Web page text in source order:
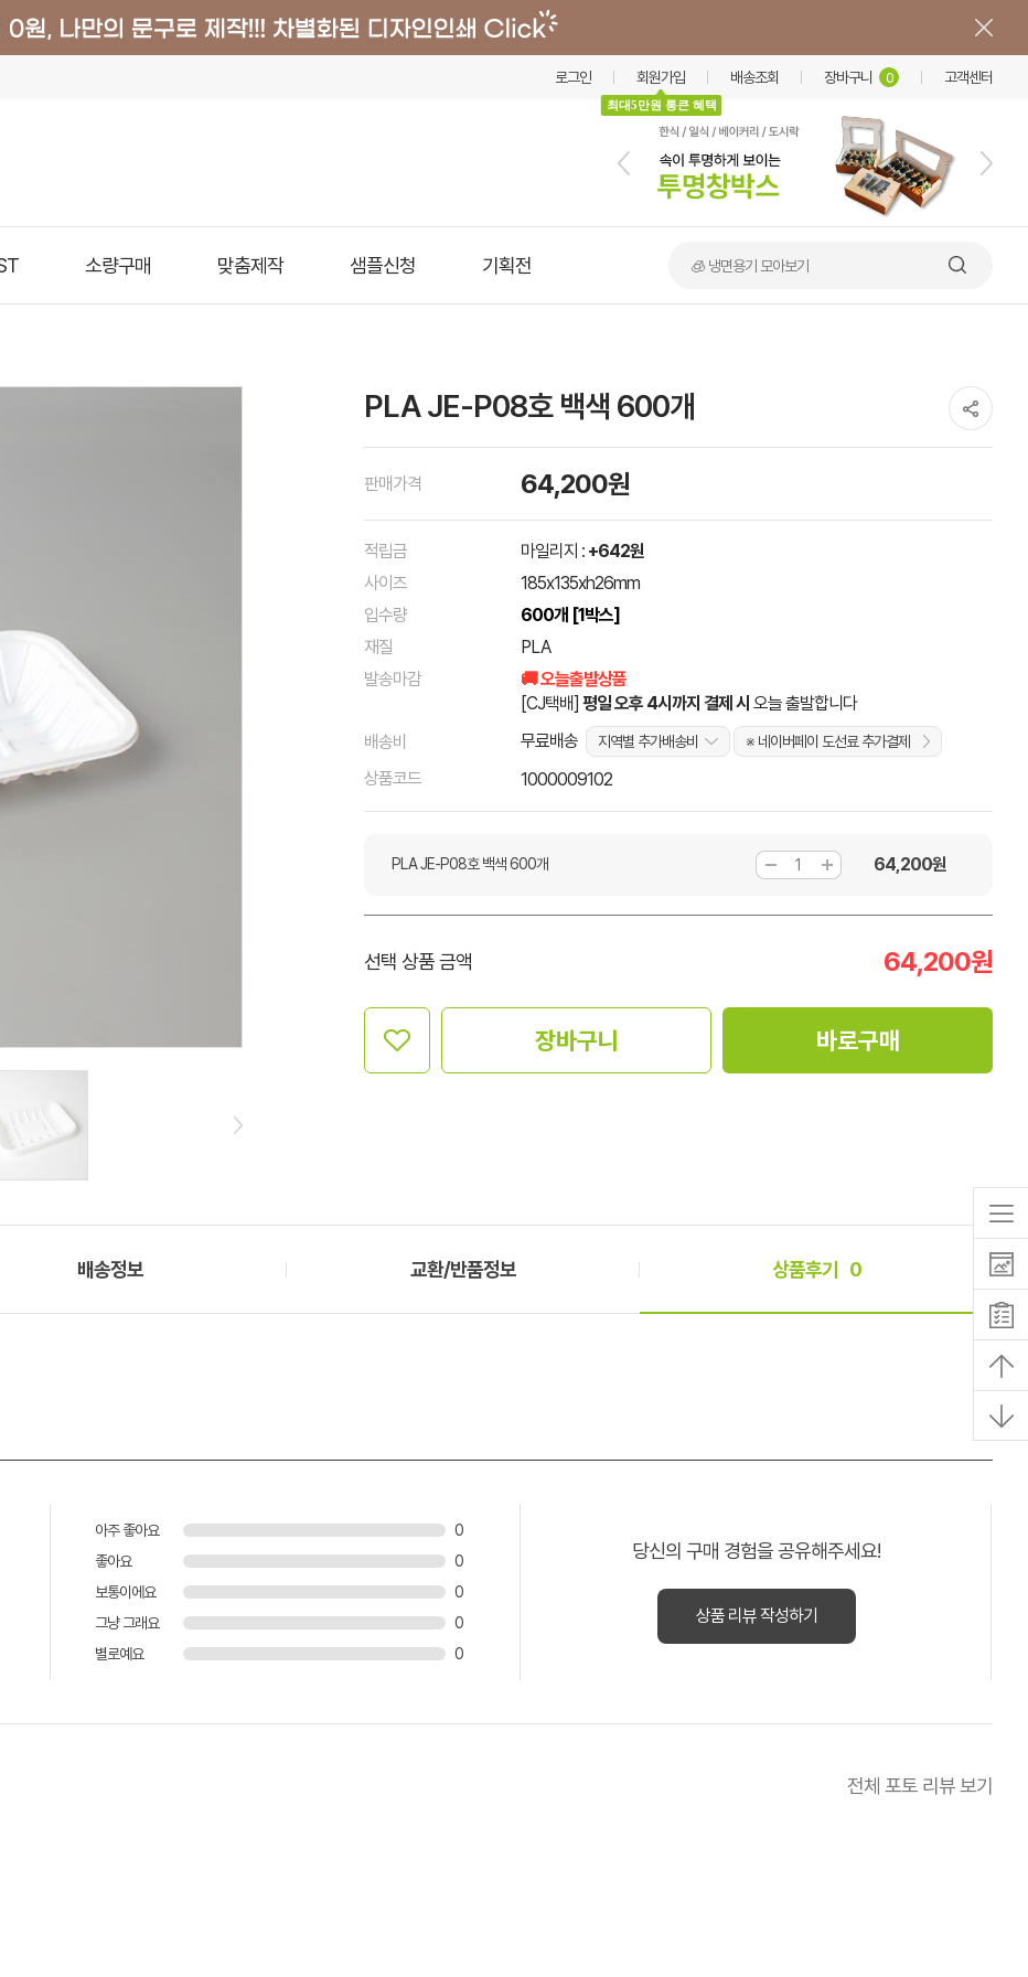
로그인 회원가입
최대5만원 통큰 혜택
배송조회 장바구니 0 고객센터
소량구매 맞춤제작 샘플신청 기획전 🧊 냉면용기 모아보기
PLA JE-P08호 백색 600개
판매가격 64,200원
적립금 마일리지 : +642원
사이즈
185x135xh26mm
입수량
600개 [1박스]
재질
PLA
발송마감
🚚 오늘출발상품
[CJ택배] 평일 오후 4시까지 결제 시 오늘 출발합니다
배송비
무료배송 지역별 추가배송비 ※ 네이버페이 도선료 추가결제
상품코드 1000009102
PLA JE-P08호 백색 600개 64,200원
선택 상품 금액 64,200원
장바구니 바로구매
배송정보 교환/반품정보 상품후기 0
아주 좋아요
0
좋아요
0
보통이에요
0
그냥 그래요
0
별로예요
0
당신의 구매 경험을 공유해주세요!
상품 리뷰 작성하기
전체 포토 리뷰 보기